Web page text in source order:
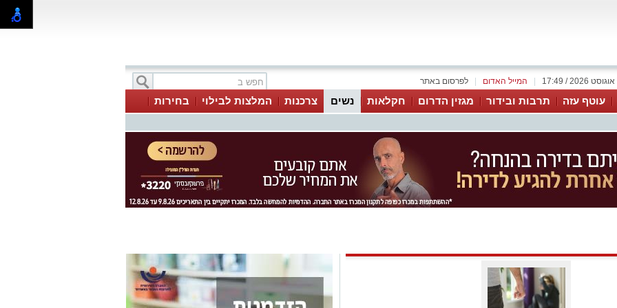
לפרסום באתר המייל האדום
עוטף עזה תרבות ובידור מגזין הדרום חקלאות נשים צרכנות המלצות לבילוי
בחירות